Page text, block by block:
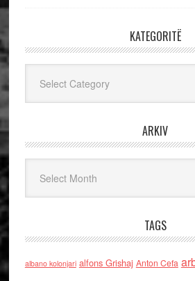
KATEGORITË
ARKIV
TAGS
albano kolonjari alfons Grishaj Anton Cefa